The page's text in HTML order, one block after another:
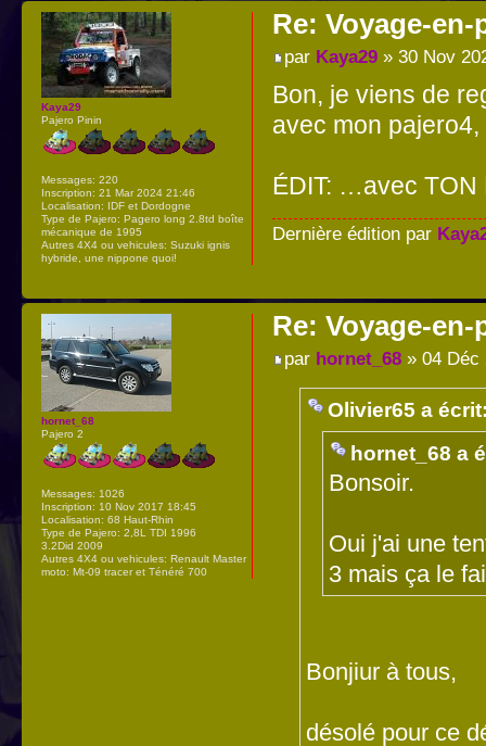
Re: Voyage-en-
par Kaya29» 30 Nov
Bon, je viens de
avec mon
ÉDIT: …avec TON
Dernière édition par
Kaya29
Pajero Pinin
Messages: 220
Inscription: 21 Mar 2024 21:46
Localisation: IDF et Dordogne
Type de Pajero: Pagero long 2.8td boîte
mécanique de 1995
Autres 4X4 ou vehicules: Suzuki ignis
hybride, une nippone quoi!
Re: Voyage-en-
par hornet_68» 04 Déc
Olivier65 a
hornet_68 a
Bonsoir.
Oui j'ai une
3 mais ça le
Bonjiur à tous,
désolé pour ce
hornet_68
Pajero 2
Messages: 1026
Inscription: 10 Nov 2017 18:45
Localisation: 68 Haut-Rhin
Type de Pajero: 2,8L TDI 1996
3.2Did 2009
Autres 4X4 ou vehicules: Renault Master
moto: Mt-09 tracer et Ténéré 700